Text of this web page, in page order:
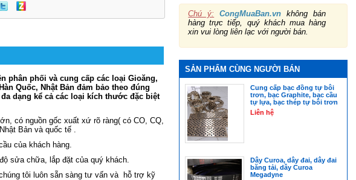
phân phối và cung cấp các loại Gioăng,
Quốc, Nhật Bản đảm bảo theo đúng
dạng kể cả các loại kích thước đặc biệt
có nguồn gốc xuất xứ rõ ràng( có CO, CQ,
Bản và quốc tế .
của khách hàng.
sửa chữa, lắp đặt của quý khách.
tôi luôn sẵn sàng tư vấn và hỗ trợ kỹ
Chú ý: CongMuaBan.vn không bán
hàng trực tiếp, quý khách mua hàng
xin vui lòng liên lạc với người bán.
SẢN PHẨM CÙNG NGƯỜI BÁN
Cung cấp bạc đồng tự bôi
trơn, bạc Graphite, bạc cầu
tự lựa, bạc thép tự bôi trơn
Liên hệ
Dây Curoa, dây đai, dây đai
băng tải, dây Curoa
Megadyne